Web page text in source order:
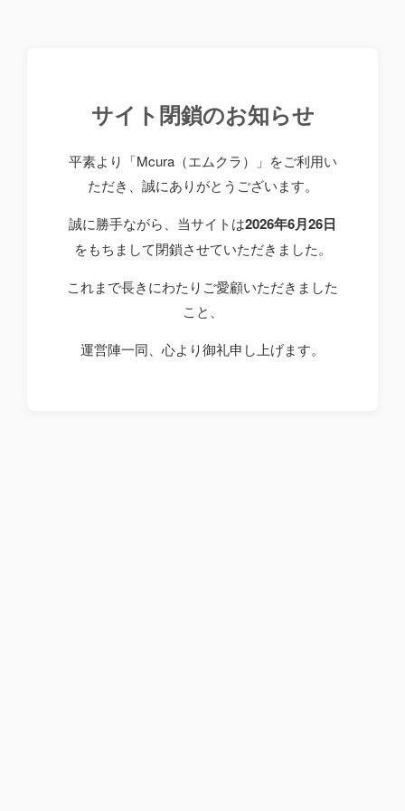
サイト閉鎖のお知らせ
平素より「Mcura（エムクラ）」をご利用い
ただき、誠にありがとうございます。
誠に勝手ながら、当サイトは2026年6月26日
をもちまして閉鎖させていただきました。
これまで長きにわたりご愛顧いただきました
こと、
運営陣一同、心より御礼申し上げます。